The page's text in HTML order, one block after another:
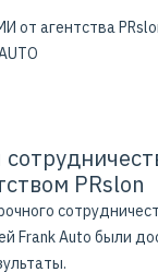
от агентства
PRslon
Frank Auto были